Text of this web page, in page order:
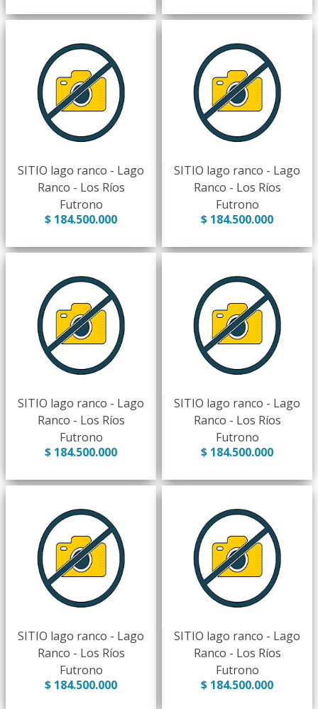
SITIO lago ranco - Lago
Ranco - Los Ríos
Futrono
$ 184.500.000
SITIO lago ranco - Lago
Ranco - Los Ríos
Futrono
$ 184.500.000
SITIO lago ranco - Lago
Ranco - Los Ríos
Futrono
$ 184.500.000
SITIO lago ranco - Lago
Ranco - Los Ríos
Futrono
$ 184.500.000
SITIO lago ranco - Lago
Ranco - Los Ríos
Futrono
$ 184.500.000
SITIO lago ranco - Lago
Ranco - Los Ríos
Futrono
$ 184.500.000